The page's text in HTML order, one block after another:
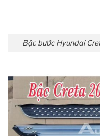
Bậc bước Hyundai